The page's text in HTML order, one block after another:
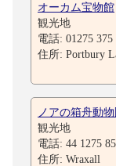
オーカム宝物館
観光地
電話: 01275 375
住所: Portbury
ノアの箱舟動
観光地
電話: 44 1275
住所: Wraxall